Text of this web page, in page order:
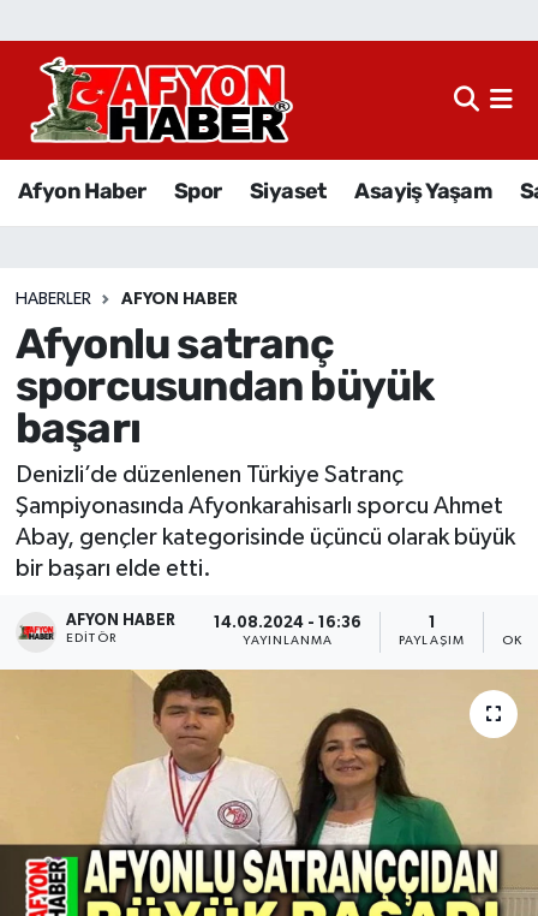
Afyon Haber Spor Siyaset Asayiş Yaşam
HABERLER AFYON HABER
Afyonlu satranç
sporcusundan büyük
başarı
Denizli’de düzenlenen Türkiye Satranç
Şampiyonasında Afyonkarahisarlı sporcu Ahmet
Abay, gençler kategorisinde üçüncü olarak büyük
bir başarı elde etti.
AFYON HABER
EDITÖR
14.08.2024 - 16:36
YAYINLANMA PAYLAŞIM
Afyon Haber
Sağlık
Eğitim
Sivil Toplum
Ekonomi
Magazin
Etkinlikler